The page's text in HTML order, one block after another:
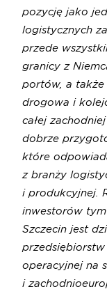
pozycję jako
logistycznych
przede
granicy z
portów, a także
drogowa i
całej
dobrze
które
z branży
i produkcyjnej.
inwestorów
Szczecin jest
operacyjnej na
i